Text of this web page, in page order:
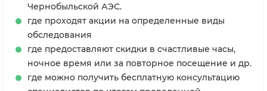
Чернобыльской АЭС.
где проходят акции на определенные виды
обследования
где предоставляют скидки в счастливые часы,
ночное время или за повторное посещение и др.
где можно получить бесплатную консультацию